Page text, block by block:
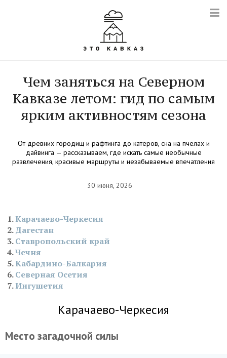
Чем заняться на Северном
Кавказе летом: гид по самым
ярким активностям сезона
От древних городищ и рафтинга до катеров, сна на пчелах и
дайвинга — рассказываем, где искать самые необычные
развлечения, красивые маршруты и незабываемые впечатления
30 июня, 2026
Карачаево-Черкесия
Дагестан
Ставропольский край
Чечня
Кабардино-Балкария
Северная Осетия
Ингушетия
Карачаево-Черкесия
Место загадочной силы